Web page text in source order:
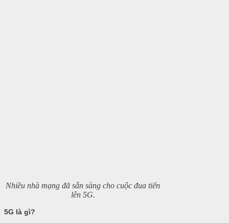
Nhiều nhà mạng đã sẵn sàng cho cuộc đua tiến
lên 5G.
5G là gì?